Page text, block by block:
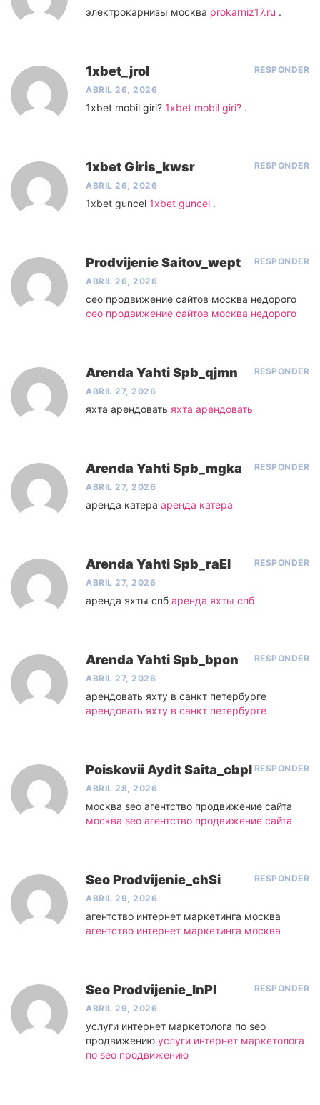
электрокарнизы москва prokarniz17.ru .
1xbet_jrol
ABRIL 26, 2026
RESPONDER
1xbet mobil giri? 1xbet mobil giri? .
1xbet Giris_kwsr
ABRIL 26, 2026
RESPONDER
1xbet guncel 1xbet guncel .
Prodvijenie Saitov_wept
ABRIL 26, 2026
RESPONDER
сео продвижение сайтов москва недорого
сео продвижение сайтов москва недорого
Arenda Yahti Spb_qjmn
ABRIL 27, 2026
RESPONDER
яхта арендовать яхта арендовать
Arenda Yahti Spb_mgka
ABRIL 27, 2026
RESPONDER
аренда катера аренда катера
Arenda Yahti Spb_raEl
ABRIL 27, 2026
RESPONDER
аренда яхты спб аренда яхты спб
Arenda Yahti Spb_bpon
ABRIL 27, 2026
RESPONDER
арендовать яхту в санкт петербурге
арендовать яхту в санкт петербурге
Poiskovii Aydit Saita_cbpl
ABRIL 28, 2026
RESPONDER
москва seo агентство продвижение сайта
москва seo агентство продвижение сайта
Seo Prodvijenie_chSi
ABRIL 29, 2026
RESPONDER
агентство интернет маркетинга москва
агентство интернет маркетинга москва
Seo Prodvijenie_lnPl
ABRIL 29, 2026
RESPONDER
услуги интернет маркетолога по seo
продвижению услуги интернет маркетолога
по seo продвижению